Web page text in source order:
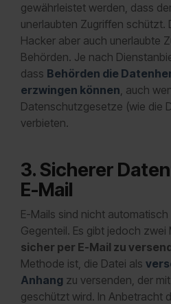
gewährleistet werden, dass
unerlaubten Zugriffen schützt.
Hacker aber auch unerlaubte
Behörden. Je nach
dass Behörden die
erzwingen können, auch
Datenschutzgesetze (wie die
verbieten.
3. Sicherer
E-Mail
E-Mails sind nicht
Gegenteil. Es gibt jedoch zwei
sicher per E-Mail zu
Methode ist, die Datei als
Anhang zu versenden, der
geschützt wird. In Anbetracht